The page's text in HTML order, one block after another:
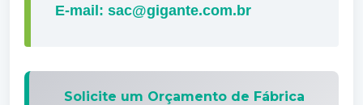
E-mail: sac@gigante.com.br
Solicite um Orçamento de Fábrica